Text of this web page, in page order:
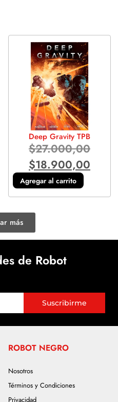
Deep Gravity TPB
$27.000,00
$18.900,00
Agregar al carrito
más
de Robot
Suscribirme
ROBOT NEGRO
Nosotros
Términos y Condiciones
Privacidad